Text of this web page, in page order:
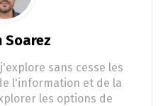
Soarez
sans cesse les
l'information et de la
les options de